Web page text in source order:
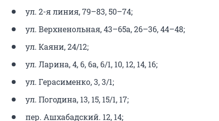
ул. 2-я линия, 79–83, 50–74;
ул. Верхненольная, 43–65а, 26–36, 44–48;
ул. Каяни, 24/12;
ул. Ларина, 4, 6, 6а, 6/1, 10, 12, 14, 16;
ул. Герасименко, 3, 3/1;
ул. Погодина, 13, 15, 15/1, 17;
пер. Ашхабадский. 12, 14;